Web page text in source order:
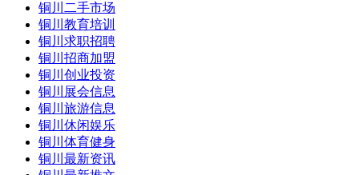
铜川二手市场
铜川教育培训
铜川求职招聘
铜川招商加盟
铜川创业投资
铜川展会信息
铜川旅游信息
铜川休闲娱乐
铜川体育健身
铜川最新资讯